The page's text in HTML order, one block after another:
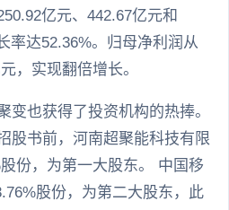
亿元、442.67亿元和
率达52.36%。归母净利润从
，实现翻倍增长。
变也获得了投资机构的热捧。
股书前，河南超聚能科技有限
份，为第一大股东。 中国移
股份，为第二大股东，此